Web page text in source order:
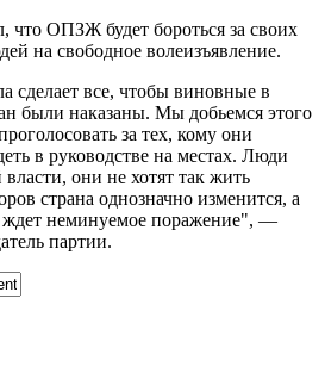
ОПЗЖ будет бороться за своих
на свободное волеизъявление.
сделает все, чтобы виновные в
были наказаны. Мы добьемся этого
за тех, кому они
в руководстве на местах. Люди
они не хотят так жить
страна однозначно изменится, а
ждет неминуемое поражение", —
партии.